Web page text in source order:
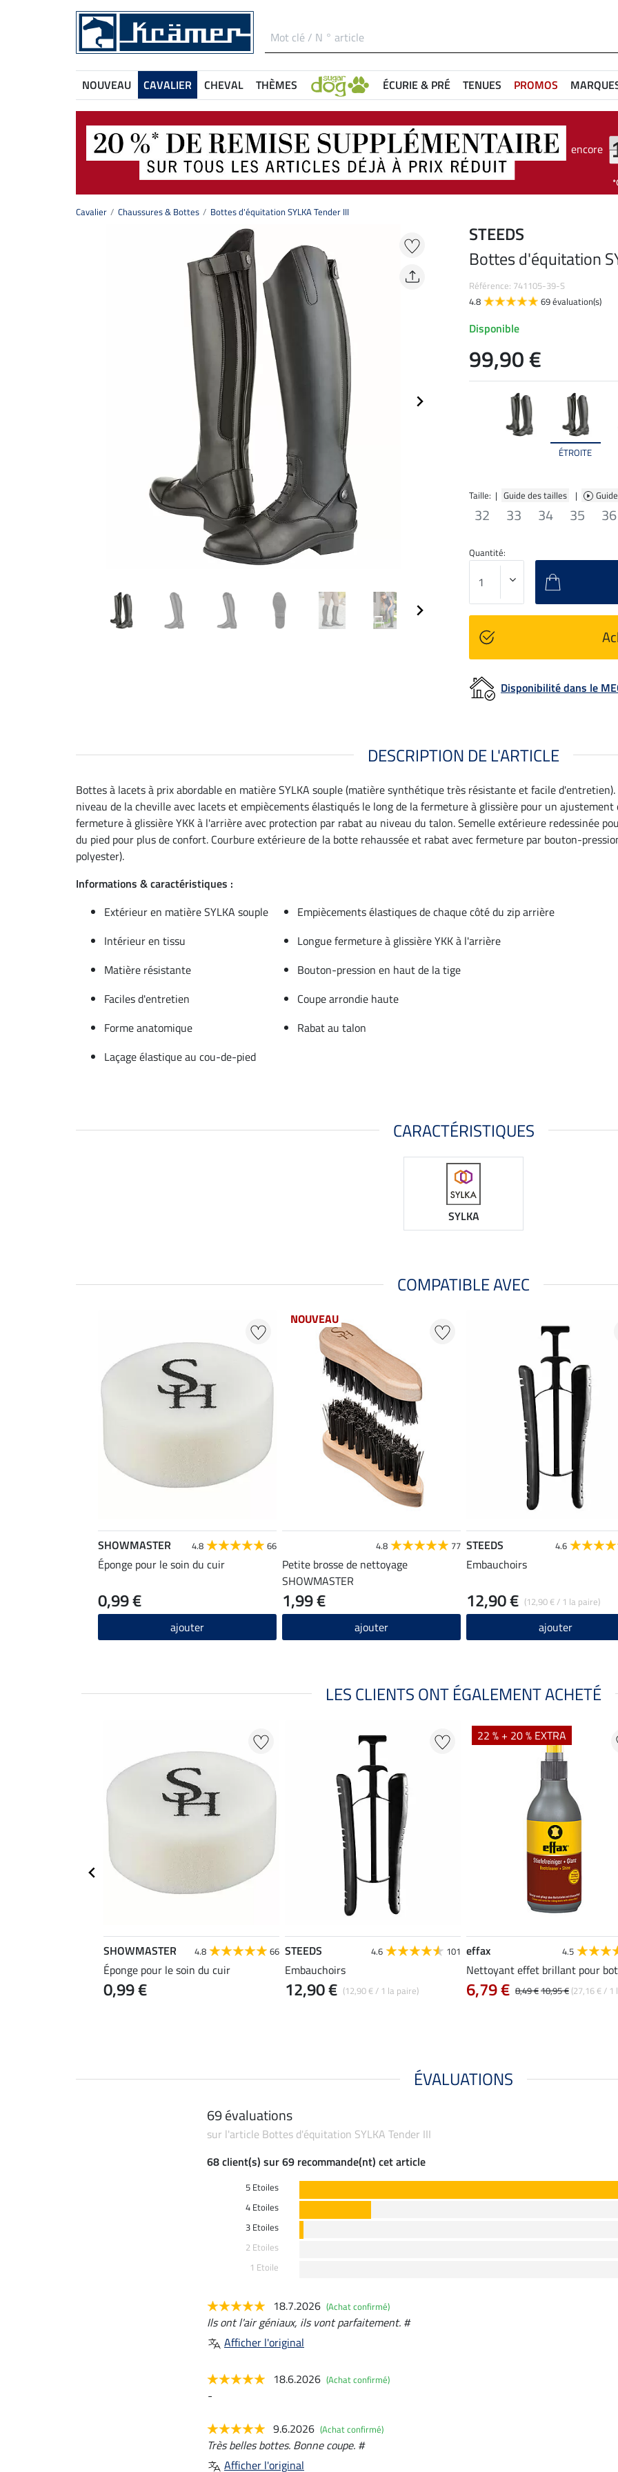
NOUVEAU CAVALIER CHEVAL THÈMES ÉCURIE & PRÉ TENUES PROMOS
encore
Cavalier Chaussures & Bottes Bottes d'équitation SYLKA Tender III
ÉTROITE
Taille: | Guide des tailles |
32 33 34 35 36
STEEDS
Bottes d'équitation
Référence: 741105-39-S
4.8
69 évaluation(s)
Disponible
99,90 €
Quantité:
Disponibilité dans le
DESCRIPTION DE L'ARTICLE
Bottes à lacets à prix abordable en matière SYLKA souple (matière synthétique très résistante et facile
niveau de la cheville avec lacets et empiècements élastiqués le long de la fermeture à glissière pour un
fermeture à glissière YKK à l'arrière avec protection par rabat au niveau du talon. Semelle extérieure redessinée
du pied pour plus de confort. Courbure extérieure de la botte rehaussée et rabat avec fermeture par bouton-
polyester).
Informations & caractéristiques :
Extérieur en matière SYLKA souple
Empiècements élastiques de chaque côté du zip arrière
Intérieur en tissu
Longue fermeture à glissière YKK à l'arrière
Matière résistante
Bouton-pression en haut de la tige
Faciles d'entretien
Coupe arrondie haute
Forme anatomique
Rabat au talon
Laçage élastique au cou-de-pied
CARACTÉRISTIQUES
SYLKA
COMPATIBLE AVEC
SHOWMASTER 4.8 66
Éponge pour le soin du cuir
0,99 €
ajouter
NOUVEAU
4.8 77
Petite brosse de nettoyage
SHOWMASTER
1,99 €
ajouter
STEEDS 4.6
Embauchoirs
(12,90 € / 1 la paire)
12,90 €
ajouter
LES CLIENTS ONT ÉGALEMENT ACHETÉ
SHOWMASTER 4.8 66
Éponge pour le soin du cuir
0,99 €
STEEDS 4.6 101
Embauchoirs
(12,90 € / 1 la paire)
12,90 €
22 % + 20 % EXTRA
effax 4.5
Nettoyant effet brillant pour
8,49 €10,95 € (27,16 € / 1
6,79 €
ÉVALUATIONS
69 évaluations
sur l'article Bottes d'équitation SYLKA Tender III
68 client(s) sur 69 recommande(nt) cet article
5 Etoiles
4 Etoiles
3 Etoiles
2 Etoiles
1 Etoile
18.7.2026 (Achat confirmé)
Ils ont l'air géniaux, ils vont parfaitement. #
Afficher l'original
18.6.2026 (Achat confirmé)
-
9.6.2026 (Achat confirmé)
Très belles bottes. Bonne coupe. #
Afficher l'original